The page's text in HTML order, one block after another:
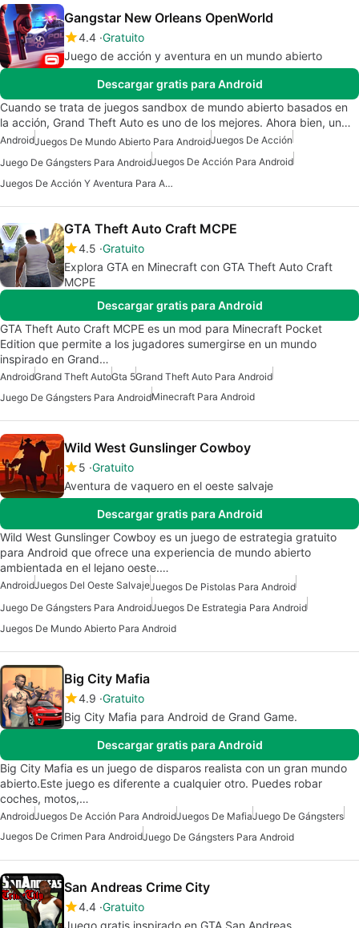
Gangstar New Orleans OpenWorld
4.4 Gratuito
Juego de acción y aventura en un mundo abierto
Descargar gratis para Android
Cuando se trata de juegos sandbox de mundo abierto basados en
la acción, Grand Theft Auto es uno de los mejores. Ahora bien, un…
AndroidJuegos De Mundo Abierto Para AndroidJuegos De Acción
Juego De Gángsters Para AndroidJuegos De Acción Para Android
Juegos De Acción Y Aventura Para Android
GTA Theft Auto Craft MCPE
4.5 Gratuito
Explora GTA en Minecraft con GTA Theft Auto Craft
MCPE
Descargar gratis para Android
GTA Theft Auto Craft MCPE es un mod para Minecraft Pocket
Edition que permite a los jugadores sumergirse en un mundo
inspirado en Grand…
AndroidGrand Theft AutoGta 5Grand Theft Auto Para Android
Juego De Gángsters Para AndroidMinecraft Para Android
Wild West Gunslinger Cowboy
5 Gratuito
Aventura de vaquero en el oeste salvaje
Descargar gratis para Android
Wild West Gunslinger Cowboy es un juego de estrategia gratuito
para Android que ofrece una experiencia de mundo abierto
ambientada en el lejano oeste.…
AndroidJuegos Del Oeste SalvajeJuegos De Pistolas Para Android
Juego De Gángsters Para AndroidJuegos De Estrategia Para Android
Juegos De Mundo Abierto Para Android
Big City Mafia
4.9 Gratuito
Big City Mafia para Android de Grand Game.
Descargar gratis para Android
Big City Mafia es un juego de disparos realista con un gran mundo
abierto.Este juego es diferente a cualquier otro. Puedes robar
coches, motos,…
AndroidJuegos De Acción Para AndroidJuegos De MafiaJuego De Gángsters
Juegos De Crimen Para AndroidJuego De Gángsters Para Android
San Andreas Crime City
4.4 Gratuito